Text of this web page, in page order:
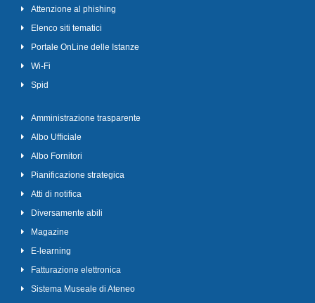
Attenzione al phishing
Elenco siti tematici
Portale OnLine delle Istanze
Wi-Fi
Spid
Amministrazione trasparente
Albo Ufficiale
Albo Fornitori
Pianificazione strategica
Atti di notifica
Diversamente abili
Magazine
E-learning
Fatturazione elettronica
Sistema Museale di Ateneo